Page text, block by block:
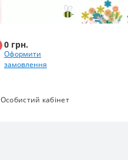
0 грн.
Оформити
замовлення
Особистий кабінет